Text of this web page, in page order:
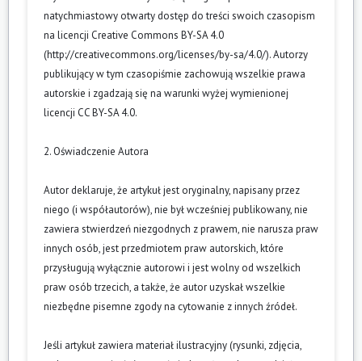
natychmiastowy otwarty dostęp do treści swoich czasopism
na licencji Creative Commons BY-SA 4.0
(http://creativecommons.org/licenses/by-sa/4.0/). Autorzy
publikujący w tym czasopiśmie zachowują wszelkie prawa
autorskie i zgadzają się na warunki wyżej wymienionej
licencji CC BY-SA 4.0.
2. Oświadczenie Autora
Autor deklaruje, że artykuł jest oryginalny, napisany przez
niego (i współautorów), nie był wcześniej publikowany, nie
zawiera stwierdzeń niezgodnych z prawem, nie narusza praw
innych osób, jest przedmiotem praw autorskich, które
przysługują wyłącznie autorowi i jest wolny od wszelkich
praw osób trzecich, a także, że autor uzyskał wszelkie
niezbędne pisemne zgody na cytowanie z innych źródeł.
Jeśli artykuł zawiera materiał ilustracyjny (rysunki, zdjęcia,